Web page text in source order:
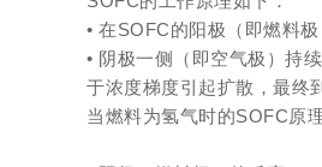
• 在SOFC的阳极（即燃料
• 阴极一侧（即空气极）持
于浓度梯度引起扩散，最终
当燃料为氢气时的SOFC原